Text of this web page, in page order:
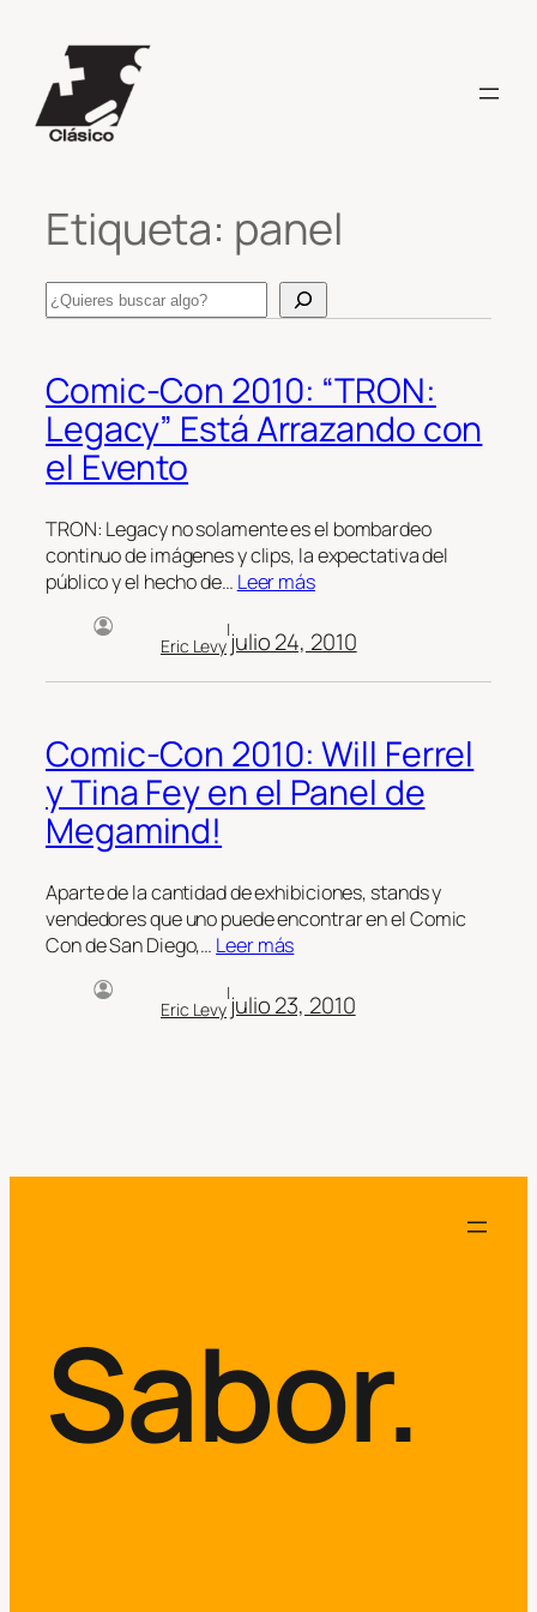
contenido
Etiqueta: panel
Search
Comic-Con 2010: “TRON:
Legacy” Está Arrazando con
el Evento
TRON: Legacy no solamente es el bombardeo
continuo de imágenes y clips, la expectativa del
público y el hecho de… Leer más
Eric Levy
|julio 24, 2010
Comic-Con 2010: Will Ferrel
y Tina Fey en el Panel de
Megamind!
Aparte de la cantidad de exhibiciones, stands y
vendedores que uno puede encontrar en el Comic
Con de San Diego,… Leer más
Eric Levy
|julio 23, 2010
Sabor.